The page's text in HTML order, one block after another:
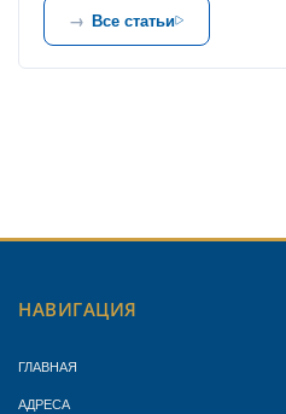
Все статьи
НАВИГАЦИЯ
ГЛАВНАЯ
АДРЕСА